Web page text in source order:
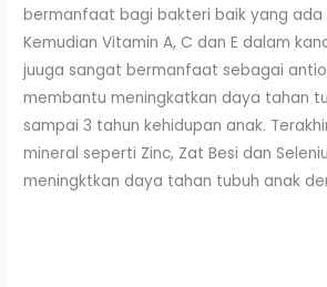
bermanfaat bagi bakteri baik yang ada
Kemudian Vitamin A, C dan E dalam
juuga sangat bermanfaat sebagai
membantu meningkatkan daya tahan
sampai 3 tahun kehidupan anak.
mineral seperti Zinc, Zat Besi dan
meningktkan daya tahan tubuh anak